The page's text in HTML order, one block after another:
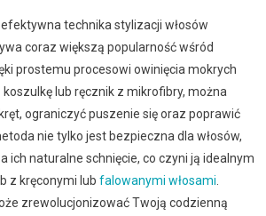
technika stylizacji włosów
coraz większą popularność wśród
prostemu procesowi owinięcia mokrych
koszulkę lub ręcznik z mikrofibry, można
ograniczyć puszenie się oraz poprawić
nie tylko jest bezpieczna dla włosów,
ich naturalne schnięcie, co czyni ją idealnym
z kręconymi lub falowanymi włosami
zrewolucjonizować Twoją codzienną